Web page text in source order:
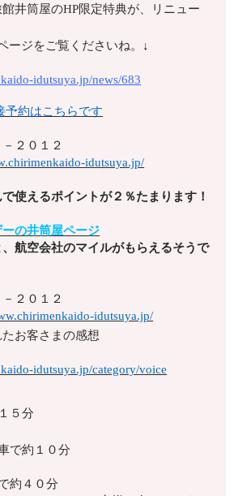
井筒屋のHP限定特典が、リニュー
ージをご覧くださいね。↓
idutsuya.jp/news/683
予約はこちらです
２０１２
idutsuya.jp/
使えるポイントが２％たまります！
ーの井筒屋ページ
航空会社のマイルがもらえるそうで
２０１２
idutsuya.jp/
お客さまの感想
idutsuya.jp/category/voice
５分
で約１０分
約４０分